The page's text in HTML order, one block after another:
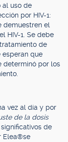
al uso de
por HIV-1:
demuestren el
HIV-1. Se debe
de
esperan que
determinó por los
vez al día y por
de la dosis
de
Elea®se